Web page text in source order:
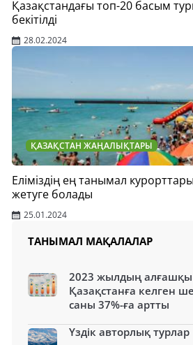
Қазақстандағы топ-20 басым
бекітілді
28.02.2024
ҚАЗАҚСТАН ЖАҢАЛЫҚТАРЫ
Еліміздің ең танымал
жетуге болады
25.01.2024
ТАНЫМАЛ МАҚАЛАЛАР
2023 жылдың
Қазақстанға келген
саны 37%-ға артты
Үздік авторлық турлар